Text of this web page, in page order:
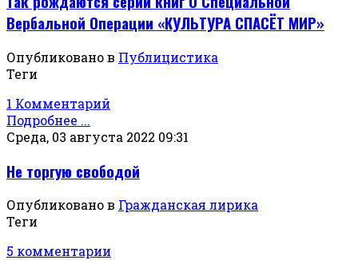
Вербальной Операции «КУЛЬТУРА СПАСЁТ МИР»
Опубликовано в Публицистика
Теги
1 Комментарий
Подробнее ...
Среда, 03 августа 2022 09:31
Не торгую свободой
Опубликовано в Гражданская лирика
Теги
5 комментарии